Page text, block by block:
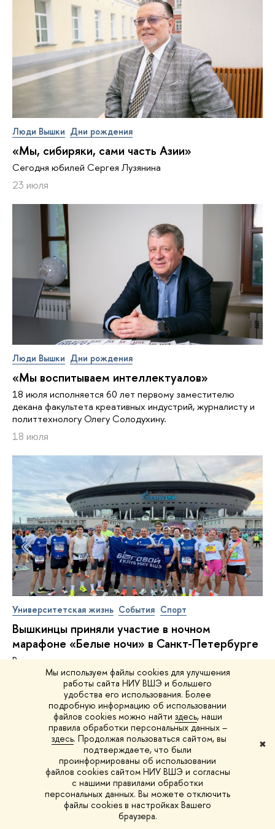
Мы используем файлы cookies для улучшения
работы сайта НИУ ВШЭ и большего
удобства его использования. Более
подробную информацию об использовании
файлов cookies можно найти здесь, наши
правила обработки персональных данных –
здесь. Продолжая пользоваться сайтом, вы
подтверждаете, что были
проинформированы об использовании
файлов cookies сайтом НИУ ВШЭ и согласны
с нашими правилами обработки
персональных данных. Вы можете отключить
файлы cookies в настройках Вашего
браузера.
✖
Люди Вышки Дни рождения
«Мы, сибиряки, сами часть Азии»
Сегодня юбилей Сергея Лузянина
23 июля
Люди Вышки Дни рождения
«Мы воспитываем интеллектуалов»
18 июля исполняется 60 лет первому заместителю
декана факультета креативных индустрий, журналисту и
политтехнологу Олегу Солодухину.
18 июля
Университетская жизнь События Спорт
Вышкинцы приняли участие в ночном
марафоне «Белые ночи» в Санкт-Петербурге
Рассказываем, как прошел один из самых ярких стартов
бегового сезона — 2026
ВЫШКА
ДЛЯ СВОИХ